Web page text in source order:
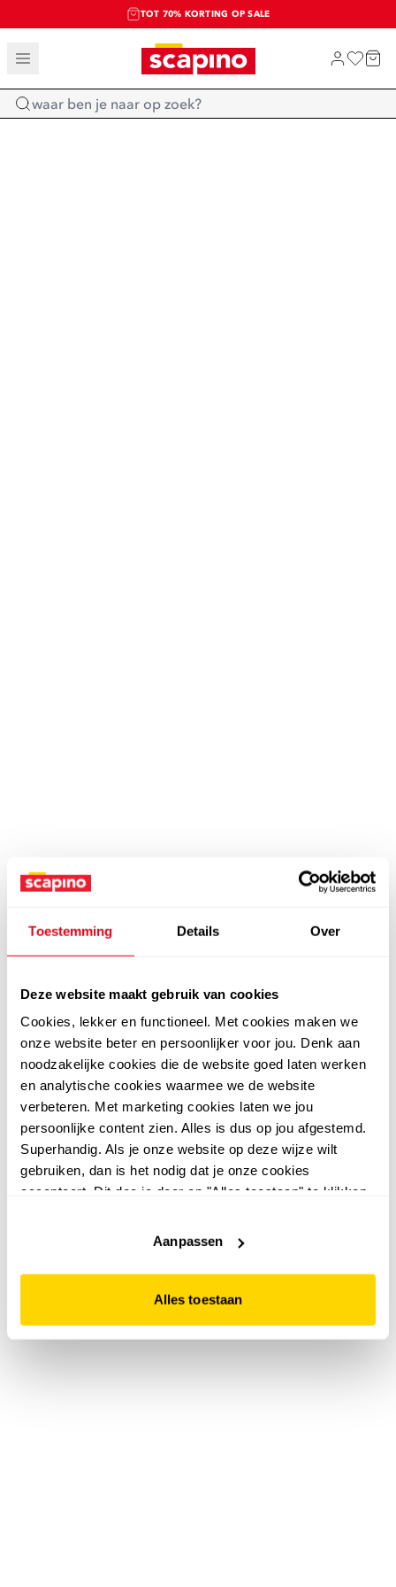
Toestemming Details Over
Deze website maakt gebruik van cookies
Cookies, lekker en functioneel. Met cookies maken we
onze website beter en persoonlijker voor jou. Denk aan
noodzakelijke cookies die de website goed laten werken
en analytische cookies waarmee we de website
verbeteren. Met marketing cookies laten we jou
persoonlijke content zien. Alles is dus op jou afgestemd.
Superhandig. Als je onze website op deze wijze wilt
gebruiken, dan is het nodig dat je onze cookies
accepteert. Dit doe je door op "Alles toestaan" te klikken.
website niet optimaal functioneert.
Aanpassen
Alles toestaan
TOT 70% KORTING OP SALE
SALE: LAATSTE KANS!
SHOP NIEUW
Home